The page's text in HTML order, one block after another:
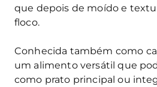
que depois de moído e
floco.
Conhecida também como
um alimento versátil que
como prato principal ou